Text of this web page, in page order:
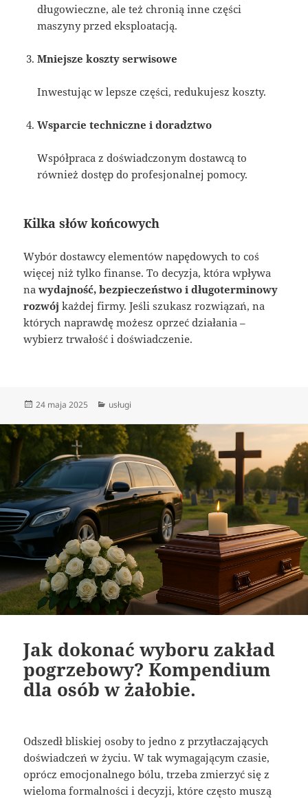
długowieczne, ale też chronią inne części
maszyny przed eksploatacją.
Mniejsze koszty serwisowe
Inwestując w lepsze części, redukujesz koszty.
Wsparcie techniczne i doradztwo
Współpraca z doświadczonym dostawcą to
również dostęp do profesjonalnej pomocy.
Kilka słów końcowych
Wybór dostawcy elementów napędowych to coś
więcej niż tylko finanse. To decyzja, która wpływa
nawydajność, bezpieczeństwo i długoterminowy
rozwój każdej firmy. Jeśli szukasz rozwiązań, na
których naprawdę możesz oprzeć działania –
wybierz trwałość i doświadczenie.
Data
24 maja 2025 Kategorie
usługi
Jak dokonać wyboru zakład
pogrzebowy? Kompendium
dla osób w żałobie.
Odszedł bliskiej osoby to jedno z przytłaczających
doświadczeń w życiu. W tak wymagającym czasie,
oprócz emocjonalnego bólu, trzeba zmierzyć się z
wieloma formalności i decyzji, które często muszą